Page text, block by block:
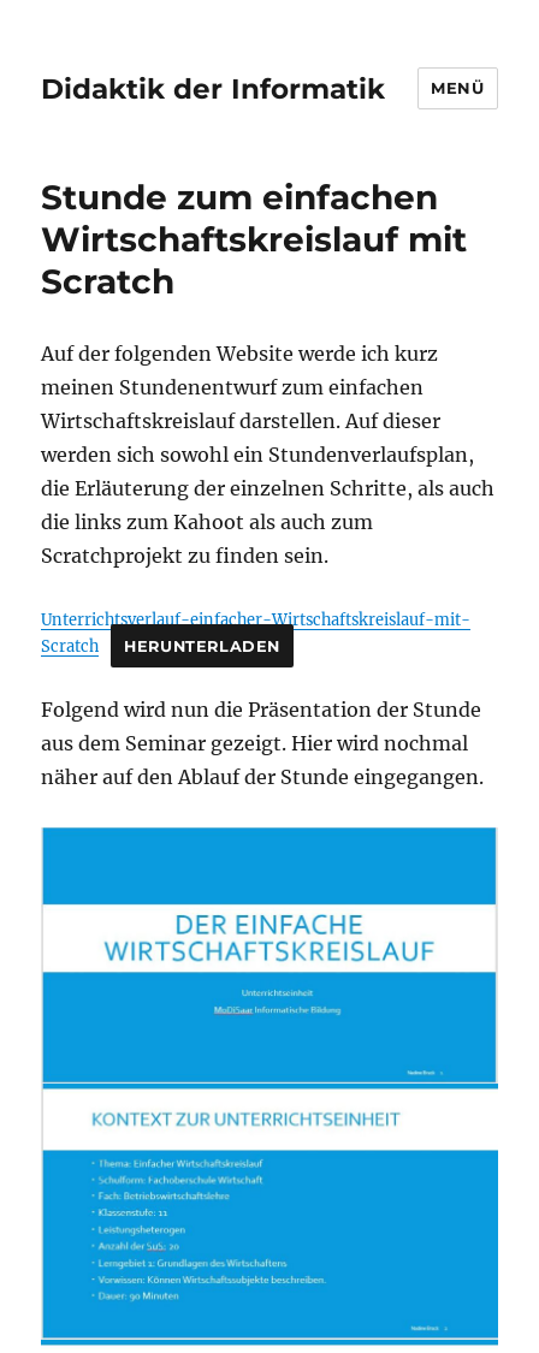
Didaktik der Informatik MENÜ
Stunde zum einfachen
Wirtschaftskreislauf mit
Scratch
Auf der folgenden Website werde ich kurz
meinen Stundenentwurf zum einfachen
Wirtschaftskreislauf darstellen. Auf dieser
werden sich sowohl ein Stundenverlaufsplan,
die Erläuterung der einzelnen Schritte, als auch
die links zum Kahoot als auch zum
Scratchprojekt zu finden sein.
Unterrichtsverlauf-einfacher-Wirtschaftskreislauf-mit-
Scratch
HERUNTERLADEN
Folgend wird nun die Präsentation der Stunde
aus dem Seminar gezeigt. Hier wird nochmal
näher auf den Ablauf der Stunde eingegangen.